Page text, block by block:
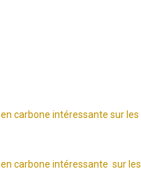
carbone intéressante sur
carbone intéressante sur